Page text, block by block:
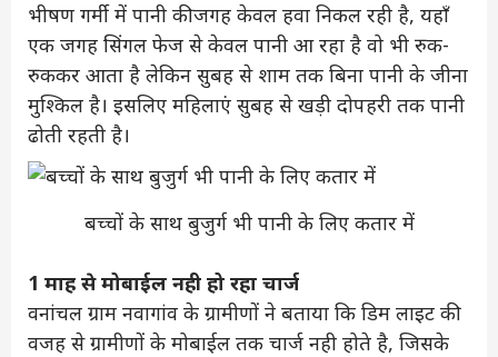
भीषण गर्मी में पानी की जगह केवल हवा निकल रही है, यहाँ
एक जगह सिंगल फेज से केवल पानी आ रहा है वो भी रुक-
रुककर आता है लेकिन सुबह से शाम तक बिना पानी के जीना
मुश्किल है। इसलिए महिलाएं सुबह से खड़ी दोपहरी तक पानी
ढोती रहती है।
बच्चों के साथ बुजुर्ग भी पानी के लिए कतार में
1 माह से मोबाईल नही हो रहा चार्ज
वनांचल ग्राम नवागांव के ग्रामीणों ने बताया कि डिम लाइट की
वजह से ग्रामीणों के मोबाईल तक चार्ज नही होते है, जिसके